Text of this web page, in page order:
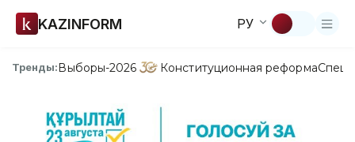
KAZINFORM РУ
Тренды:Выборы-2026 Конституционная реформа